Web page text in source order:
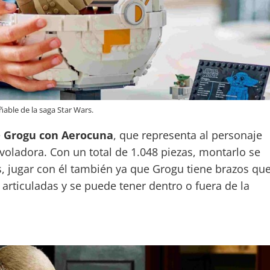
de la saga Star Wars.
Grogu con Aerocuna, que representa al personaje
Con un total de 1.048 piezas, montarlo se
con él también ya que Grogu tiene brazos
y se puede tener dentro o fuera de la